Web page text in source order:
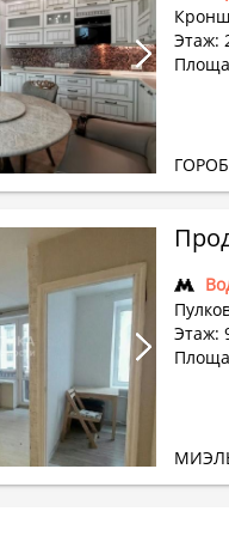
Этаж:
Этаж: